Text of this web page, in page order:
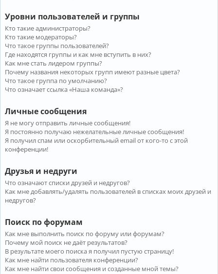
Уровни пользователей и группы
Кто такие администраторы?
Кто такие модераторы?
Что такое группы пользователей?
Где находятся группы и как мне вступить в них?
Как мне стать лидером группы?
Почему названия некоторых групп имеют разные цвета?
Что такое группа по умолчанию?
Что означает ссылка «Наша команда»?
Личные сообщения
Я не могу отправить личные сообщения!
Я постоянно получаю нежелательные личные сообщения!
Я получил спам или оскорбительный email от кого-то с этой
конференции!
Друзья и недруги
Что означают списки друзей и недругов?
Как мне добавлять/удалять пользователей в списках моих друзей и
недругов?
Поиск по форумам
Как мне выполнить поиск по форуму или форумам?
Почему мой поиск не даёт результатов?
В результате моего поиска я получил пустую страницу!
Как мне найти пользователя конференции?
Как мне найти свои сообщения и созданные мной темы?